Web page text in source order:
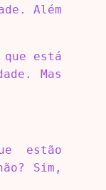
Além
está
Mas
estão
Sim,